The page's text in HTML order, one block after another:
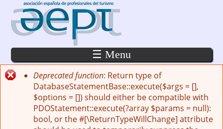
Pasar al contenido principal
☰ Menu
Mensaje de error
Deprecated function: Return type of
DatabaseStatementBase::execute($args = [],
$options = []) should either be compatible with
PDOStatement::execute(?array $params = null):
bool, or the #[\ReturnTypeWillChange] attribute